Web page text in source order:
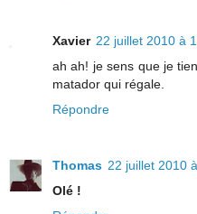
Xavier 22 juillet 2010 à
ah ah! je sens que je
matador qui régale.
Répondre
Thomas 22 juillet 2010
Olé !